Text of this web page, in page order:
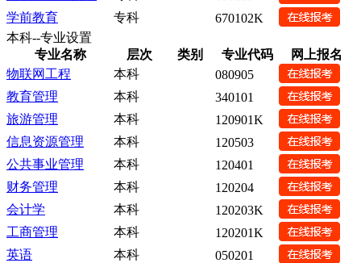
学前教育
专科
670102K
本科--专业设置
专业名称
层次 类别 专业代码
网上报名
物联网工程
本科
080905
教育管理
本科
340101
旅游管理
本科
120901K
信息资源管理
本科
120503
公共事业管理
本科
120401
财务管理
本科
120204
会计学
本科
120203K
工商管理
本科
120201K
英语
本科
050201